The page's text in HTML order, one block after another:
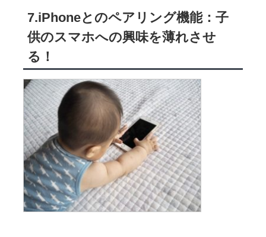
7.iPhoneとのペアリング機能：子
供のスマホへの興味を薄れさせ
る！